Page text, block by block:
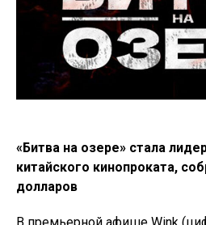
«Битва на озере» стала
китайского кинопроката,
долларов